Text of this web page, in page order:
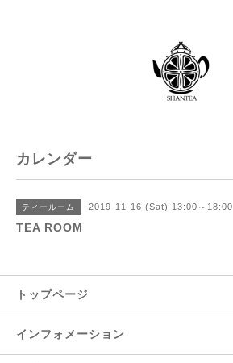
カレンダー
ティールーム 2019-11-16 (Sat) 13:00～18:00
TEA ROOM
トップページ
インフォメーション